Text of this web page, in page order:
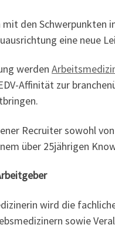
den
eine neue
werden
Affinität zur
Recruiter sowohl
über 25jährigen
wird die
sowie